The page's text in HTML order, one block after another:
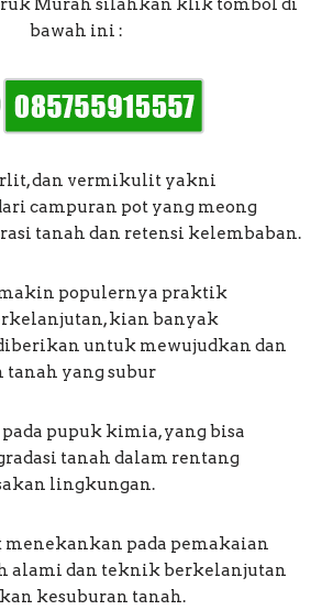
Murah silahkan klik tombol di
bawah ini :
dan vermikulit yakni
campuran pot yang meong
tanah dan retensi kelembaban.
populernya praktik
kian banyak
untuk mewujudkan dan
yang subur
pupuk kimia, yang bisa
tanah dalam rentang
lingkungan.
pada pemakaian
alami dan teknik berkelanjutan
kesuburan tanah.